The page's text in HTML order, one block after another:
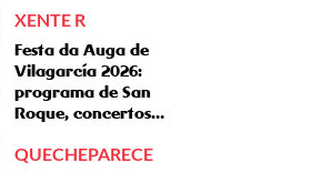
XENTE R
Festa da Auga de
Vilagarcía 2026:
programa de San
Roque, concertos…
QUECHEPARECE